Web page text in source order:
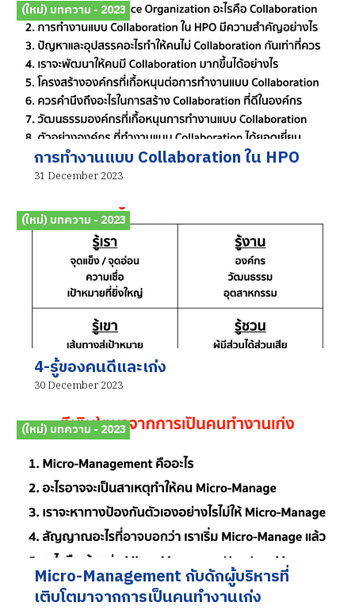
(ใหม่) บทความ - 2023
การทำงานแบบ Collaboration ใน HPO
31 December 2023
(ใหม่) บทความ - 2023
4-รู้ของคนดีและเก่ง
30 December 2023
(ใหม่) บทความ - 2023
Micro-Management กับดักผู้บริหารที่
เติบโตมาจากการเป็นคนทำงานเก่ง